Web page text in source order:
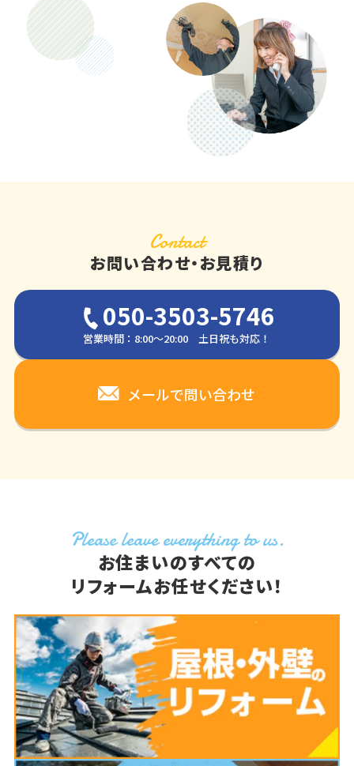
Contact
お問い合わせ・お見積り
050-3503-5746
営業時間：8:00～20:00 土日祝も対応！
メールで問い合わせ
Please leave everything to us.
お住まいのすべての
リフォームお任せください！